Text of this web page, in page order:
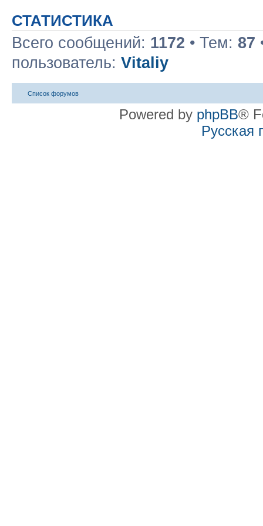
СТАТИСТИКА
Всего сообщений: 1172 • Тем: 87
пользователь: Vitaliy
Список форумов
Powered by phpBB®
Русская